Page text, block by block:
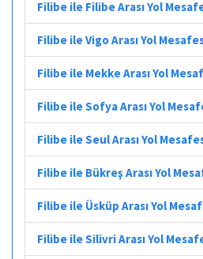
Filibe ile Filibe Arası Yol
Filibe ile Vigo Arası Yol
Filibe ile Mekke Arası Yol
Filibe ile Sofya Arası Yol
Filibe ile Seul Arası Yol
Filibe ile Bükreş Arası Yol
Filibe ile Üsküp Arası Yol
Filibe ile Silivri Arası Yol